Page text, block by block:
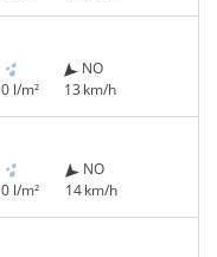
0 l/m²
NO
13 km/h
0 l/m²
NO
14 km/h